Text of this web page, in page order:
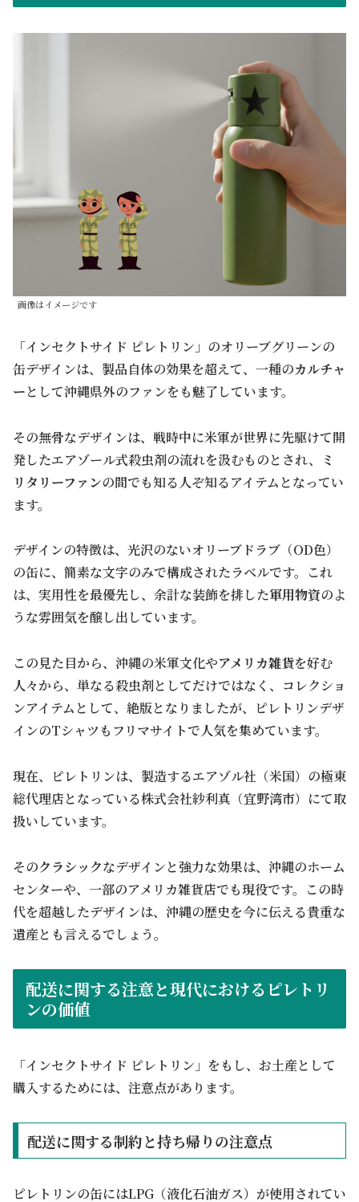
画像はイメージです
「インセクトサイド ピレトリン」のオリーブグリーンの
缶デザインは、製品自体の効果を超えて、一種のカルチャ
ーとして沖縄県外のファンをも魅了しています。
その無骨なデザインは、戦時中に米軍が世界に先駆けて開
発したエアゾール式殺虫剤の流れを汲むものとされ、
ミ
リタリーファンの間でも知る人ぞ知るアイテムとなってい
ます。
デザインの特徴は、光沢のないオリーブドラブ（OD色）
の缶に、簡素な文字のみで構成されたラベルです。これ
は、実用性を最優先し、余計な装飾を排した軍用物資のよ
うな雰囲気を醸し出しています。
この見た目から、沖縄の米軍文化やアメリカ雑貨を好む
人々から、単なる殺虫剤としてだけではなく、コレクショ
ンアイテムとして、絶版となりましたが、ピレトリンデザ
インのTシャツもフリマサイトで人気を集めています。
現在、ピレトリンは、製造するエアゾル社（米国）の極東
総代理店となっている株式会社紗利真（宜野湾市）にて取
扱いしています。
そのクラシックなデザインと強力な効果は、沖縄のホーム
センターや、一部のアメリカ雑貨店でも現役です。この時
代を超越したデザインは、沖縄の歴史を今に伝える貴重な
遺産とも言えるでしょう。
配送に関する注意と現代におけるピレトリ
ンの価値
「インセクトサイド ピレトリン」をもし、お土産として
購入するためには、注意点があります。
配送に関する制約と持ち帰りの注意点
ピレトリンの缶にはLPG（液化石油ガス）が使用されてい